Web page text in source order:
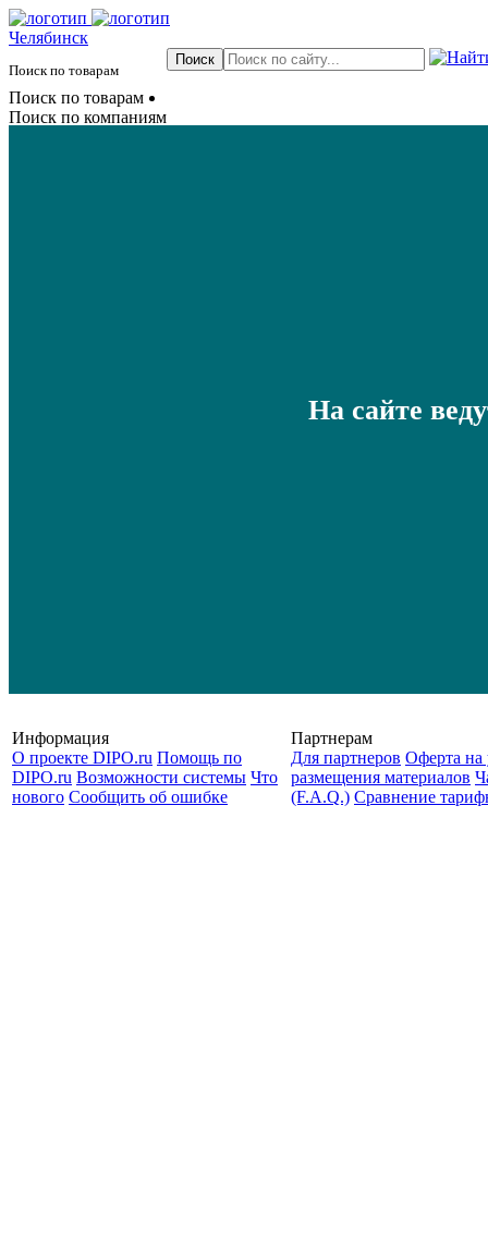
Челябинск
Поиск по товарам
Поиск по товарам
Поиск по компаниям
На сайте
Информация
О проекте DIPO.ru Помощь по
DIPO.ru Возможности системы Что
нового Сообщить об ошибке
Партнерам
Для партнеров Оферта на
размещения материалов
(F.A.Q.) Cравнение